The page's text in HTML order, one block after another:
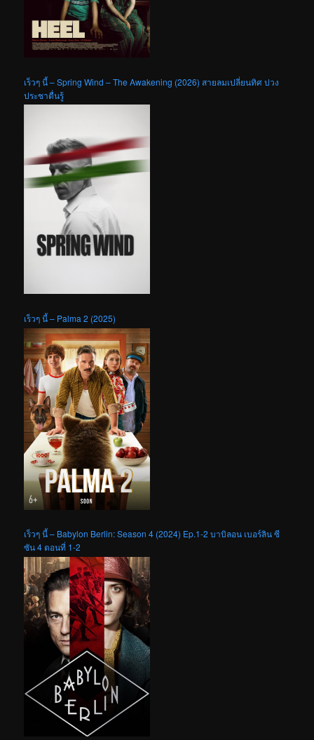
เร็วๆ นี้ – Spring Wind – The Awakening (2026) สายลมเปลี่ยนทิศ ปวง
ประชาตื่นรู้
เร็วๆ นี้ – Palma 2 (2025)
เร็วๆ นี้ – Babylon Berlin: Season 4 (2024) Ep.1-2 บาบิลอน เบอร์ลิน ซี
ซัน 4 ตอนที่ 1-2